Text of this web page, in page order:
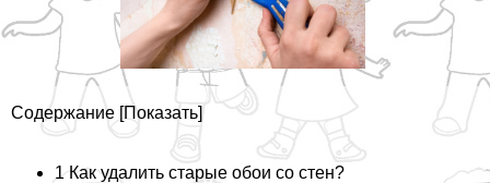
Содержание [Показать]
1 Как удалить старые обои со стен?